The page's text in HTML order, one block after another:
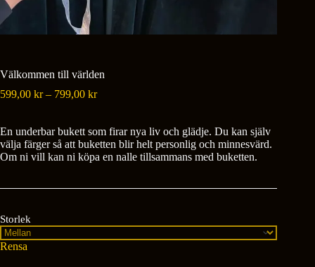
Välkommen till världen
599,00 kr – 799,00 krPrisintervall:
799,00 kr
En underbar bukett som firar nya liv och glädje. Du kan själv
välja färger så att buketten blir helt personlig och minnesvärd.
Om ni vill kan ni köpa en nalle tillsammans med buketten.
Storlek
Rensa